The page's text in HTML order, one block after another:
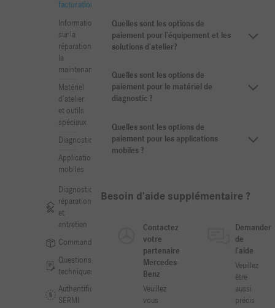
facturation
Informations
sur la
réparation et
la
maintenance
Matériel
d’atelier
et outils
spéciaux
Diagnostic
Applications
mobiles
Diagnostic,
réparation
et
entretien
Commandes
Questions
techniques
Authentification
SERMI
Quelles sont les options de
paiement pour l’équipement et les
solutions d’atelier?
Quelles sont les options de
paiement pour le matériel de
diagnostic ?
Quelles sont les options de
paiement pour les applications
mobiles ?
Besoin d’aide supplémentaire ?
Contactez
votre
partenaire
Mercedes-
Benz
Veuillez
vous
Demander
de
l’aide
Veuillez
être
aussi
précis